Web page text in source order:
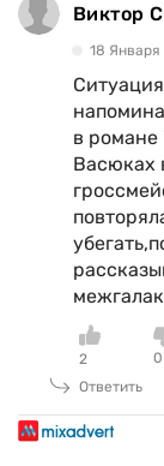
Виктор
18 Января
в романе
Васюках
2
0
Ответить